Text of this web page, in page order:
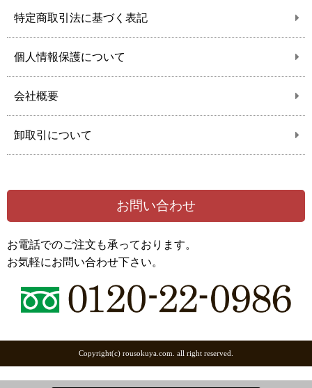
特定商取引法に基づく表記
個人情報保護について
会社概要
卸取引について
お問い合わせ
お電話でのご注文も承っております。
お気軽にお問い合わせ下さい。
Copyright(c) rousokuya.com. all right reserved.